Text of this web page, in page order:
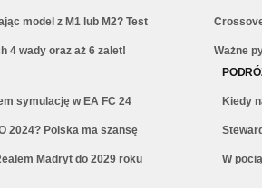
model z M1 lub M2? Test
4 wady oraz aż 6 zalet!
Ważne
symulację w EA FC 24
2024? Polska ma szansę
Madryt do 2029 roku
Kiedy
W